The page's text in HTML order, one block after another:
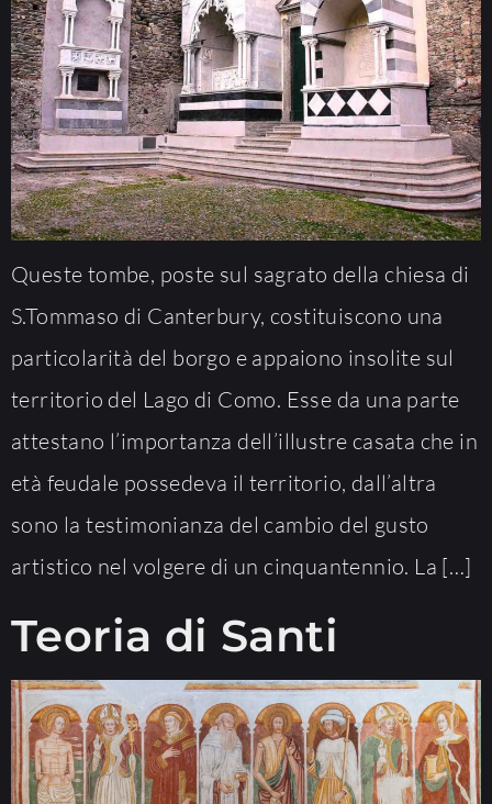
Queste tombe, poste sul sagrato della chiesa di
S.Tommaso di Canterbury, costituiscono una
particolarità del borgo e appaiono insolite sul
territorio del Lago di Como. Esse da una parte
attestano l’importanza dell’illustre casata che in
età feudale possedeva il territorio, dall’altra
sono la testimonianza del cambio del gusto
artistico nel volgere di un cinquantennio. La […]
Teoria di Santi